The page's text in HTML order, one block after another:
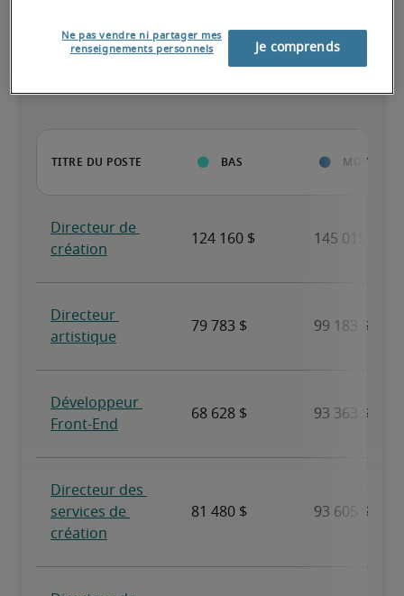
Salaires estimés pour des
postes similaires
Ne pas vendre ni partager mes
renseignements personnels
Je comprends